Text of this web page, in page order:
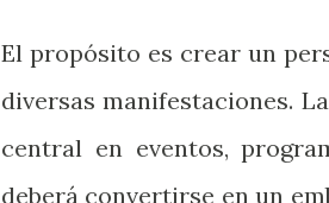
El propósito es crear un
diversas manifestaciones.
central en eventos,
deberá convertirse en un